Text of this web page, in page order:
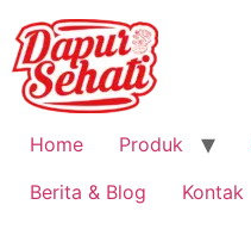
Home Produk
Berita & Blog
Kontak